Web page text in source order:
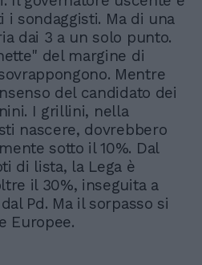
i sondaggisti. Ma di una
dai 3 a un solo punto.
del margine di
Mentre
del candidato dei
I grillini, nella
nascere, dovrebbero
sotto il 10%. Dal
di lista, la Lega è
il 30%, inseguita a
Pd. Ma il sorpasso si
Europee.